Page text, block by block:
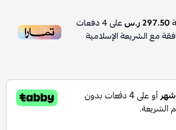
297.50 ر.س على4دفعات
مع الشريعة الإسلامية